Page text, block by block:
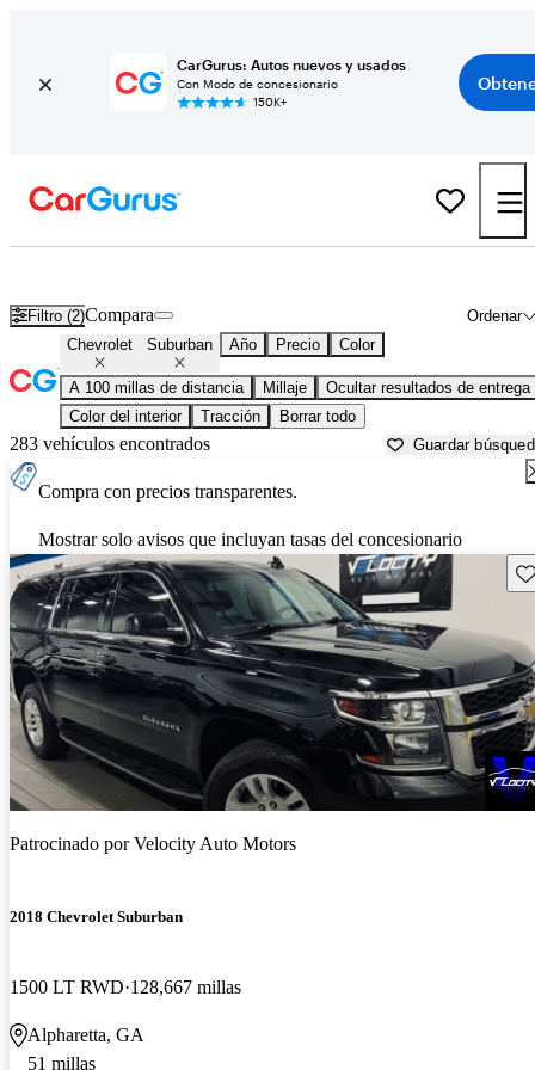
CarGurus: Autos nuevos y usados
Con Modo de concesionario
150K+
Filtro (2) Ordenar
Compara
Chevrolet Suburban Año Precio Color
A 100 millas de distancia Millaje
Ocultar resultados de entrega
Color del interior
Tracción Borrar todo
283 vehículos encontrados Guardar
Compra con precios transparentes.
Mostrar solo avisos que incluyan tasas del concesionario
Patrocinado porVelocity Auto Motors
2018 Chevrolet Suburban
1500 LT RWD 128,667 millas
Alpharetta, GA
51 millas